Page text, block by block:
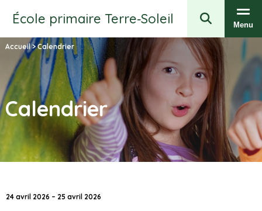
École primaire Terre‑Soleil Menu
Accueil>Calendrier
Calendrier
24 avril 2026 – 25 avril 2026